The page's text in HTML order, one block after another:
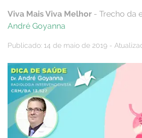
Viva Mais Viva Melhor - Trecho da
André Goyanna
Publicado: 14 de maio de 2019 -